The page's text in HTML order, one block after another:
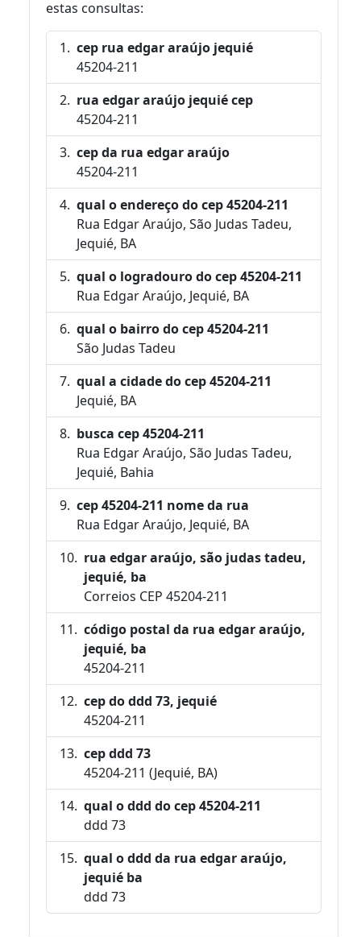
estas consultas:
cep rua edgar araújo jequié
45204-211
rua edgar araújo jequié cep
45204-211
cep da rua edgar araújo
45204-211
qual o endereço do cep 45204-211
Rua Edgar Araújo, São Judas Tadeu,
Jequié, BA
qual o logradouro do cep 45204-211
Rua Edgar Araújo, Jequié, BA
qual o bairro do cep 45204-211
São Judas Tadeu
qual a cidade do cep 45204-211
Jequié, BA
busca cep 45204-211
Rua Edgar Araújo, São Judas Tadeu,
Jequié, Bahia
cep 45204-211 nome da rua
Rua Edgar Araújo, Jequié, BA
rua edgar araújo, são judas tadeu,
jequié, ba
Correios CEP 45204-211
código postal da rua edgar araújo,
jequié, ba
45204-211
cep do ddd 73, jequié
45204-211
cep ddd 73
45204-211 (Jequié, BA)
qual o ddd do cep 45204-211
ddd 73
qual o ddd da rua edgar araújo,
jequié ba
ddd 73